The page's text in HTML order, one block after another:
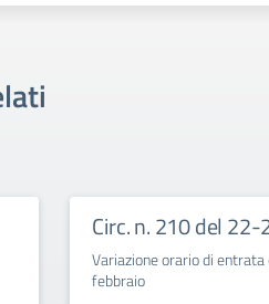
Circ. n. 210 del
Variazione orario di
febbraio